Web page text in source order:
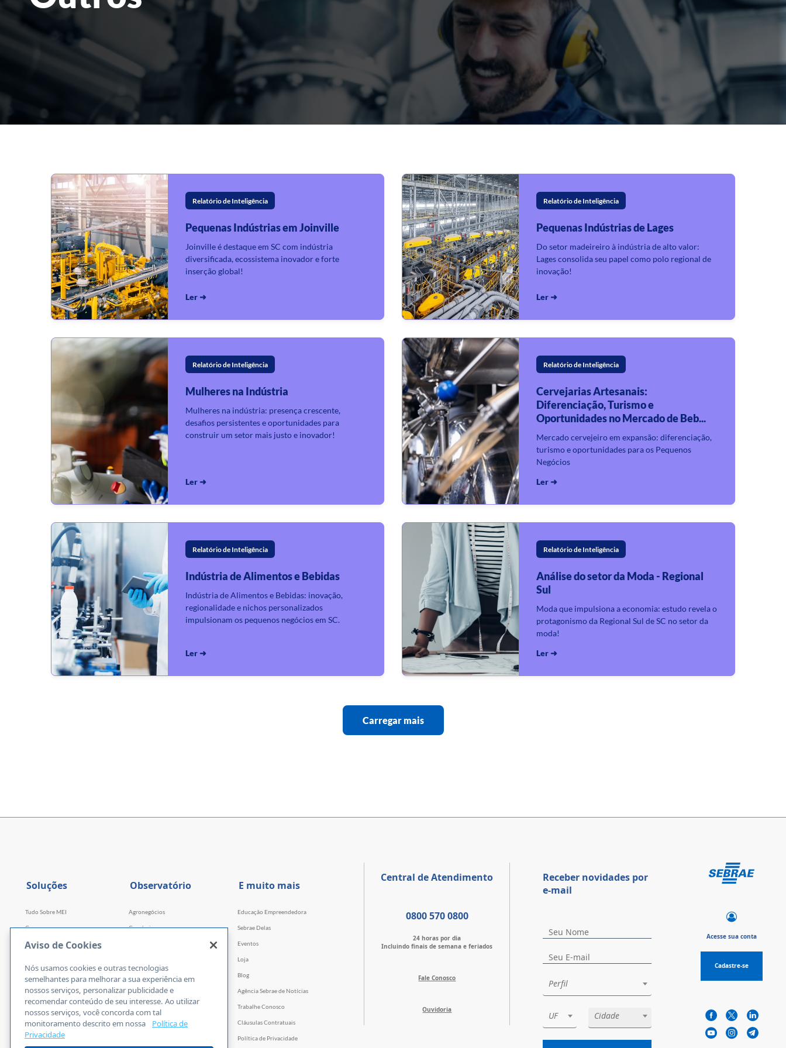
Relatório de Inteligência
Pequenas Indústrias em Joinville
Joinville é destaque em SC com indústria
diversificada, ecossistema inovador e forte
inserção global!
Ler ➜
Relatório de Inteligência
Pequenas Indústrias de Lages
Do setor madeireiro à indústria de alto valor:
Lages consolida seu papel como polo regional de
inovação!
Ler ➜
Relatório de Inteligência
Mulheres na Indústria
Mulheres na indústria: presença crescente,
desafios persistentes e oportunidades para
construir um setor mais justo e inovador!
Ler ➜
Relatório de Inteligência
Cervejarias Artesanais:
Diferenciação, Turismo e
Oportunidades no Mercado de Beb...
Mercado cervejeiro em expansão: diferenciação,
turismo e oportunidades para os Pequenos
Negócios
Ler ➜
Relatório de Inteligência
Indústria de Alimentos e Bebidas
Indústria de Alimentos e Bebidas: inovação,
regionalidade e nichos personalizados
impulsionam os pequenos negócios em SC.
Ler ➜
Relatório de Inteligência
Análise do setor da Moda - Regional
Sul
Moda que impulsiona a economia: estudo revela o
protagonismo da Regional Sul de SC no setor da
moda!
Ler ➜
Carregar mais
Soluções
Tudo Sobre MEI
Cursos
Cursos por WhatsApp
Faculdade Sebrae
Webinars
Empretec
PGA
Ferramentas
Observatório
Agronegócios
Comércio
Tecnologia e Startups
E muito mais
Educação Empreendedora
Sebrae Delas
Eventos
Loja
Blog
Agência Sebrae de Notícias
Trabalhe Conosco
Cláusulas Contratuais
Política de Privacidade
Central de Atendimento
0800 570 0800
24 horas por dia
Incluindo finais de semana e feriados
Fale Conosco
Ouvidoria
Receber novidades por
e-mail
Perfil
UF Cidade
Acesse sua conta
Cadastre-se
Aviso de Cookies
Nós usamos cookies e outras tecnologias
semelhantes para melhorar a sua experiência em
nossos serviços, personalizar publicidade e
recomendar conteúdo de seu interesse. Ao utilizar
nossos serviços, você concorda com tal
monitoramento descrito em nossa
Política de
Privacidade